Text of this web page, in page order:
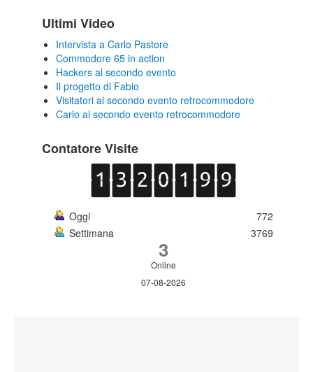
Ultimi Video
Intervista a Carlo Pastore
Commodore 65 in action
Hackers al secondo evento
Il progetto di Fabio
Visitatori al secondo evento retrocommodore
Carlo al secondo evento retrocommodore
Contatore Visite
Oggi
772
Settimana
3769
3
Online
07-08-2026